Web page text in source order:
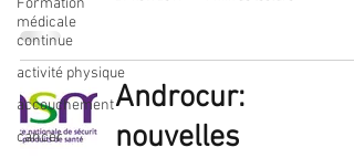
Formation
médicale
continue
activité physique
accouchement
cancer
Androcur:
nouvelles